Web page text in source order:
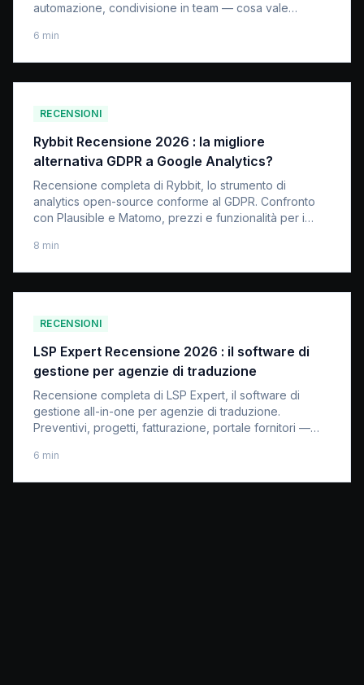
automazione, condivisione in team — cosa vale
6 min
RECENSIONI
Rybbit Recensione 2026 : la migliore
alternativa GDPR a Google Analytics?
Recensione completa di Rybbit, lo strumento di
analytics open-source conforme al GDPR. Confronto
con Plausible e Matomo, prezzi e funzionalità per i
8 min
RECENSIONI
LSP Expert Recensione 2026 : il software di
gestione per agenzie di traduzione
Recensione completa di LSP Expert, il software di
gestione all-in-one per agenzie di traduzione.
Preventivi, progetti, fatturazione, portale fornitori —
6 min